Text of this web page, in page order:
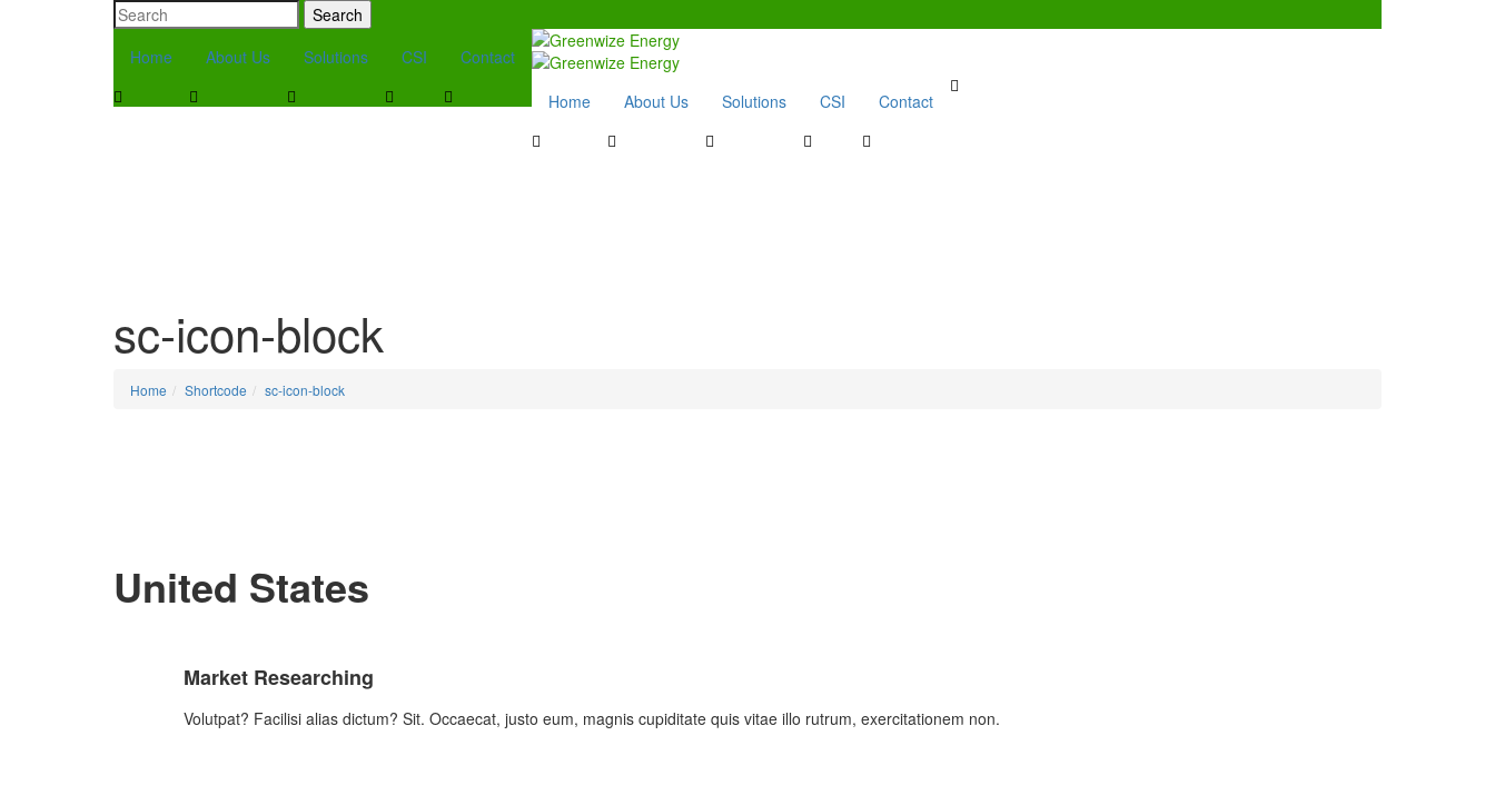
Search
Home
About Us Solutions CSI
Contact
Home
About Us Solutions CSI Contact
sc-icon-block
Home Shortcode sc-icon-block
United States
Market Researching
Volutpat? Facilisi alias dictum? Sit. Occaecat, justo eum, magnis cupiditate quis vitae illo rutrum, exercitationem non.